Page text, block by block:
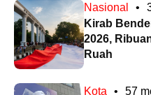
Nasional •
Kirab
2026,
Ruah
Kota •
57